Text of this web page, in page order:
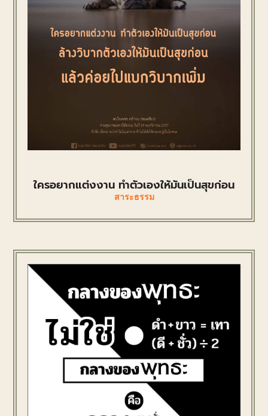
ใครอยากแต่งงาน ทำตัวเองให้มันเป็นสุขก่อน
สาระธรรม